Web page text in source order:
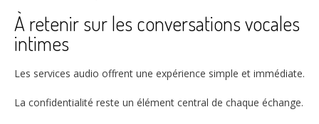
À retenir sur les conversations vocales
intimes
Les services audio offrent une expérience simple et immédiate.
La confidentialité reste un élément central de chaque échange.